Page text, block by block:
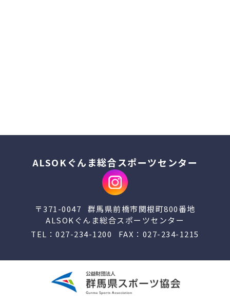
ALSOKぐんま総合スポーツセンター
〒371-0047
群馬県前橋市関根町800番地
ALSOKぐんま総合スポーツセンター
TEL：027-234-​1200
FAX：027-234-​1215